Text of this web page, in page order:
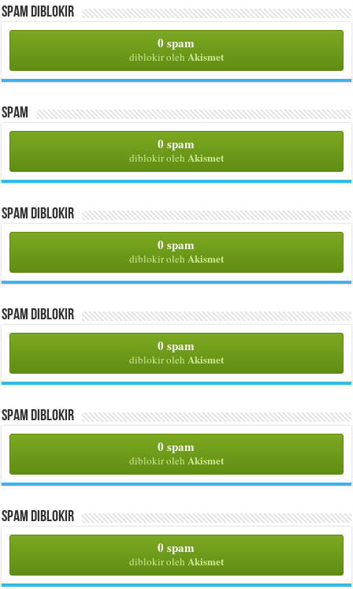
Spam Diblokir
0 spam
diblokir oleh Akismet
Spam
0 spam
diblokir oleh Akismet
Spam Diblokir
0 spam
diblokir oleh Akismet
Spam Diblokir
0 spam
diblokir oleh Akismet
Spam Diblokir
0 spam
diblokir oleh Akismet
Spam Diblokir
0 spam
diblokir oleh Akismet